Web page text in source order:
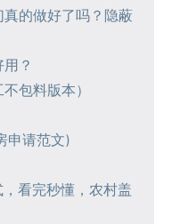
的做好了吗？隐蔽
？
包料版本）
申请范文)
看完秒懂，农村盖